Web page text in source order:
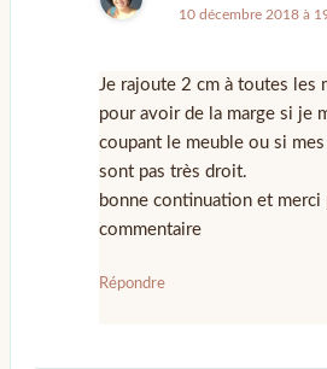
10 décembre 2018 à
Je rajoute 2 cm à toutes les
pour avoir de la marge si je
coupant le meuble ou si
sont pas très droit.
bonne continuation et merci
commentaire
Répondre